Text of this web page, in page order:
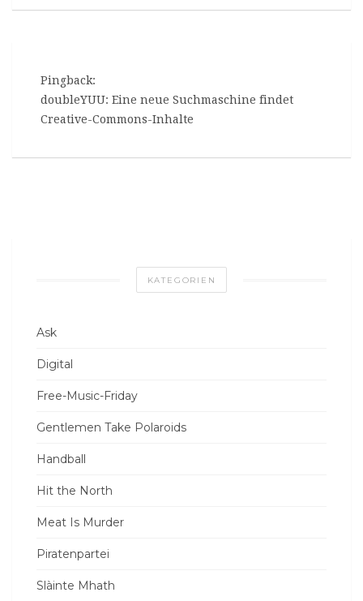
Pingback:
doubleYUU: Eine neue Suchmaschine findet
Creative-Commons-Inhalte
KATEGORIEN
Ask
Digital
Free-Music-Friday
Gentlemen Take Polaroids
Handball
Hit the North
Meat Is Murder
Piratenpartei
Slàinte Mhath